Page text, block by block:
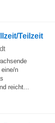
Teilzeit
eine/n
reicht...